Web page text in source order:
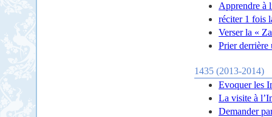
Apprendre à
réciter 1 fois
Verser la «
Prier derrière
1435 (2013-2014)
Evoquer les
La visite à
Demander